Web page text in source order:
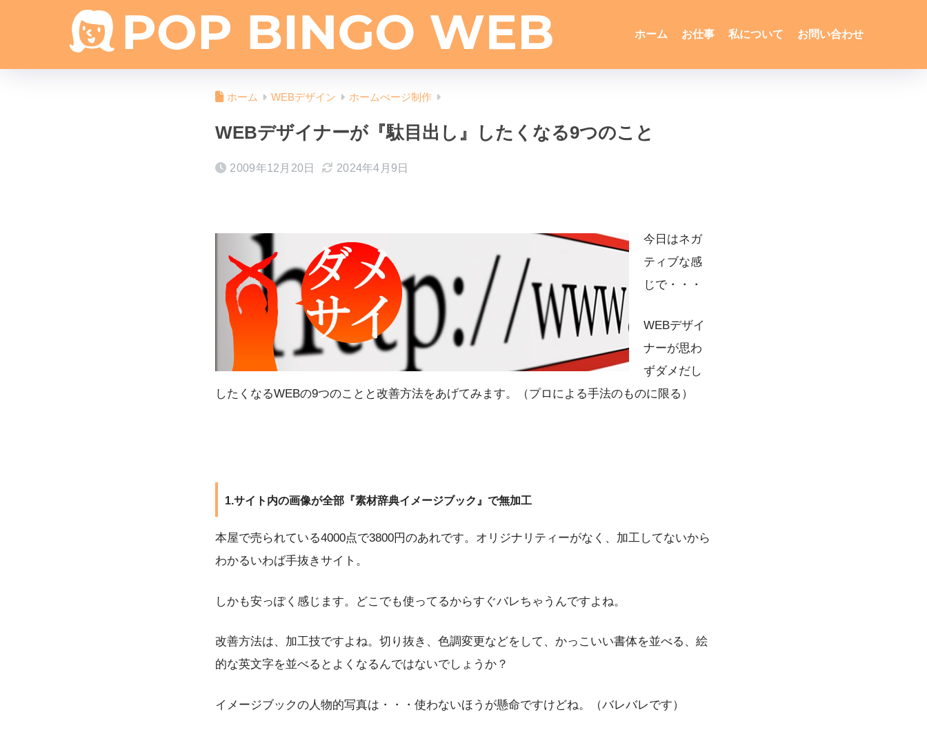
ホーム お仕事 私について お問い合わせ
ホーム WEBデザイン ホームぺージ制作
WEBデザイナーが『駄目出し』したくなる9つのこと
2009年12月20日 2024年4月9日
今日はネガ
ティブな感
じで・・・
WEBデザイ
ナーが思わ
ずダメだし
したくなるWEBの9つのことと改善方法をあげてみます。（プロによる手法のものに限る）
1.サイト内の画像が全部『素材辞典イメージブック』で無加工
本屋で売られている4000点で3800円のあれです。オリジナリティーがなく、加工してないから
わかるいわば手抜きサイト。
しかも安っぽく感じます。どこでも使ってるからすぐバレちゃうんですよね。
改善方法は、加工技ですよね。切り抜き、色調変更などをして、かっこいい書体を並べる、絵
的な英文字を並べるとよくなるんではないでしょうか？
イメージブックの人物的写真は・・・使わないほうが懸命ですけどね。（バレバレです）